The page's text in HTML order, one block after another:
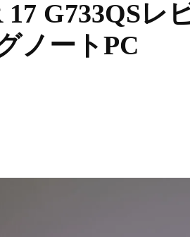
G733QSレ
ノートPC